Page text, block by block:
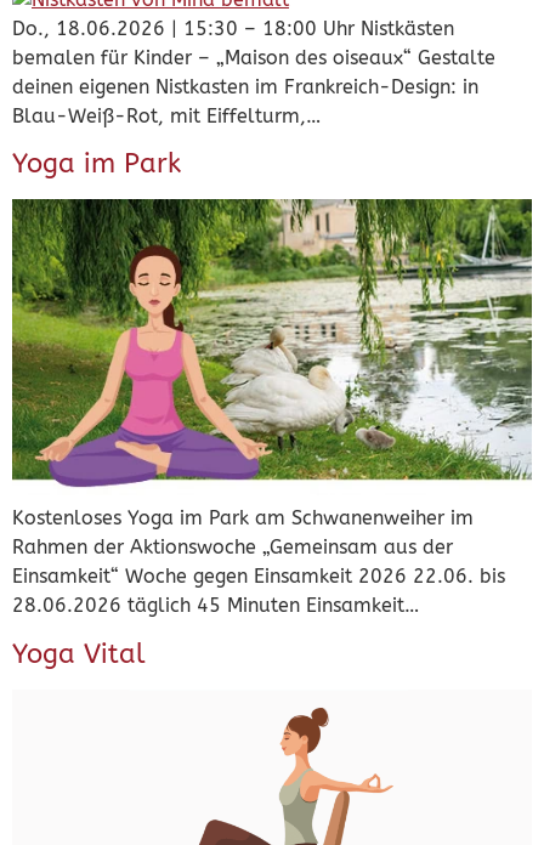
Do., 18.06.2026 | 15:30 – 18:00 Uhr Nistkästen
bemalen für Kinder – „Maison des oiseaux“ Gestalte
deinen eigenen Nistkasten im Frankreich-Design: in
Blau-Weiß-Rot, mit Eiffelturm,…
Yoga im Park
Kostenloses Yoga im Park am Schwanenweiher im
Rahmen der Aktionswoche „Gemeinsam aus der
Einsamkeit“ Woche gegen Einsamkeit 2026 22.06. bis
28.06.2026 täglich 45 Minuten Einsamkeit…
Yoga Vital